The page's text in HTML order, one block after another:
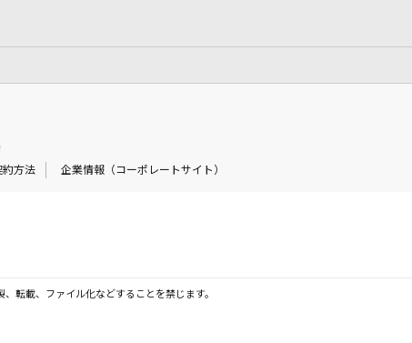
約方法 企業情報（コーポレートサイト）
転載、ファイル化などすることを禁じます。